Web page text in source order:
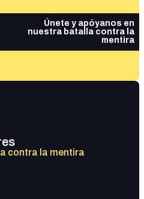
Únete y apóyanos en
nuestra batalla contra la
mentira
contra la mentira